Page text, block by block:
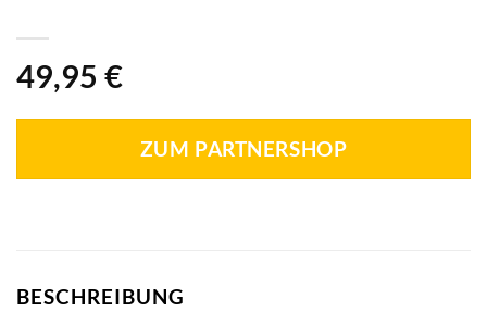
49,95 €
ZUM PARTNERSHOP
BESCHREIBUNG